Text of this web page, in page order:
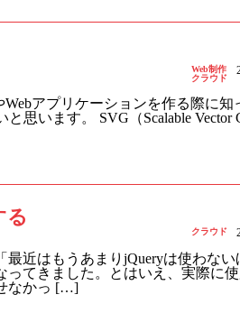
Web制作
クラウド
アプリケーションを作る際に知
思います。 SVG（Scalable Vector
る
クラウド
近はもうあまりjQueryは使わない
てきました。とはいえ、実際に
なかっ […]